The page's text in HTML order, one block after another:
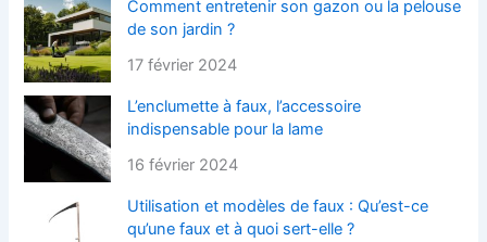
Comment entretenir son gazon ou la pelouse
de son jardin ?
17 février 2024
L’enclumette à faux, l’accessoire
indispensable pour la lame
16 février 2024
Utilisation et modèles de faux : Qu’est-ce
qu’une faux et à quoi sert-elle ?